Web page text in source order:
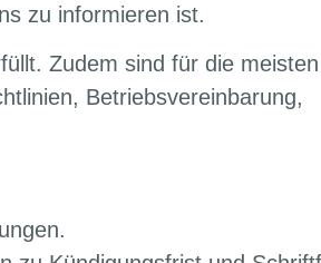
zu informieren ist.
Zudem sind für die
Betriebsvereinbarung,